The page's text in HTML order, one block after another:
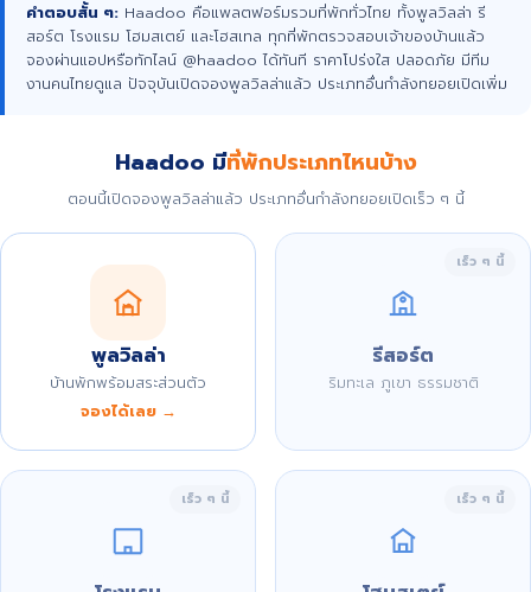
คำตอบสั้น ๆ: Haadoo คือแพลตฟอร์มรวมที่พักทั่วไทย ทั้งพูลวิลล่า รี
สอร์ต โรงแรม โฮมสเตย์ และโฮสเทล ทุกที่พักตรวจสอบเจ้าของบ้านแล้ว
จองผ่านแอปหรือทักไลน์ @haadoo ได้ทันที ราคาโปร่งใส ปลอดภัย มีทีม
งานคนไทยดูแล ปัจจุบันเปิดจองพูลวิลล่าแล้ว ประเภทอื่นกำลังทยอยเปิดเพิ่ม
Haadoo มีที่พักประเภทไหนบ้าง
ตอนนี้เปิดจองพูลวิลล่าแล้ว ประเภทอื่นกำลังทยอยเปิดเร็ว ๆ นี้
พูลวิลล่า
บ้านพักพร้อมสระส่วนตัว
จองได้เลย →
เร็ว ๆ นี้
รีสอร์ต
ริมทะเล ภูเขา ธรรมชาติ
เร็ว ๆ นี้ เร็ว ๆ นี้